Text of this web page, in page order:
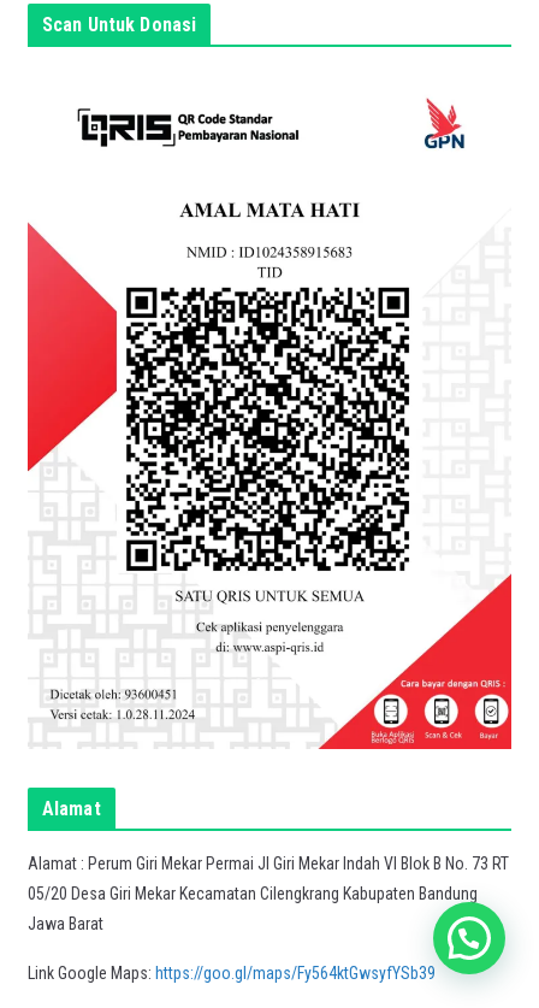
n
Scan Untuk Donasi
Alamat
Alamat : Perum Giri Mekar Permai Jl Giri Mekar Indah VI Blok B No. 73 RT
05/20 Desa Giri Mekar Kecamatan Cilengkrang Kabupaten Bandung
Jawa Barat
Link Google Maps: https://goo.gl/maps/Fy564ktGwsyfYSb39